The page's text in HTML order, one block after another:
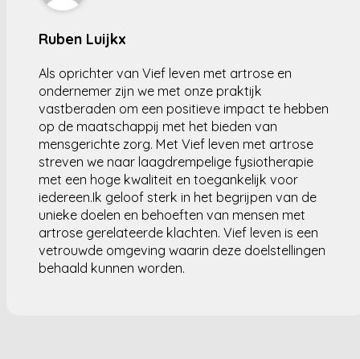
Ruben Luijkx
Als oprichter van Vief leven met artrose en
ondernemer zijn we met onze praktijk
vastberaden om een positieve impact te hebben
op de maatschappij met het bieden van
mensgerichte zorg. Met Vief leven met artrose
streven we naar laagdrempelige fysiotherapie
met een hoge kwaliteit en toegankelijk voor
iedereen.Ik geloof sterk in het begrijpen van de
unieke doelen en behoeften van mensen met
artrose gerelateerde klachten. Vief leven is een
vetrouwde omgeving waarin deze doelstellingen
behaald kunnen worden.